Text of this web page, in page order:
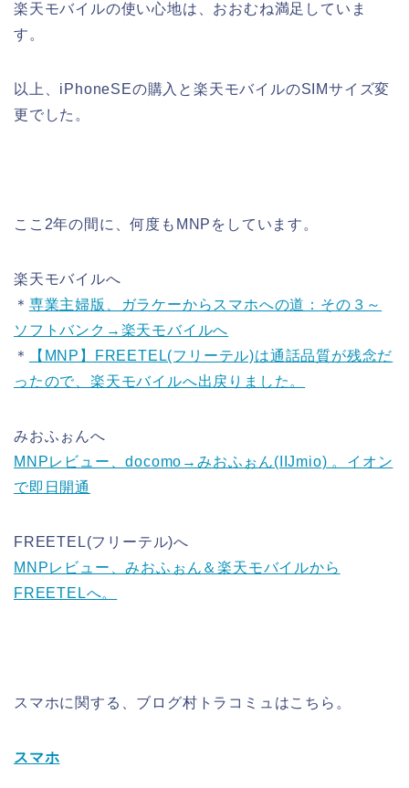
楽天モバイルの使い心地は、おおむね満足していま
す。
以上、iPhoneSEの購入と楽天モバイルのSIMサイズ変
更でした。
ここ2年の間に、何度もMNPをしています。
楽天モバイルへ
＊ 専業主婦版、ガラケーからスマホへの道：その３～
ソフトバンク→楽天モバイルへ
＊
【MNP】FREETEL(フリーテル)は通話品質が残念だ
ったので、楽天モバイルへ出戻りました。
みおふぉんへ
MNPレビュー、docomo→みおふぉん(IIJmio) 。イオン
で即日開通
FREETEL(フリーテル)へ
MNPレビュー、みおふぉん＆楽天モバイルから
FREETELへ。
スマホに関する、ブログ村トラコミュはこちら。
スマホ